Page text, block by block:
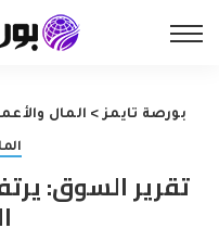
بورصة تايمز> المال
تقرير السوق: